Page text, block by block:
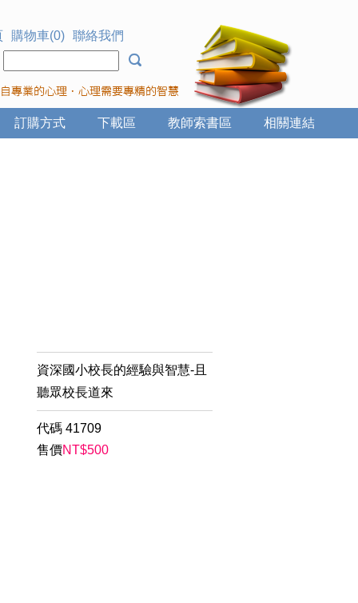
購物車(0) 聯絡我們
相關連結
教師索書區
下載區
訂購方式
資深國小校長的經驗與智慧-且
聽眾校長道來
代碼 41709
售價NT$500